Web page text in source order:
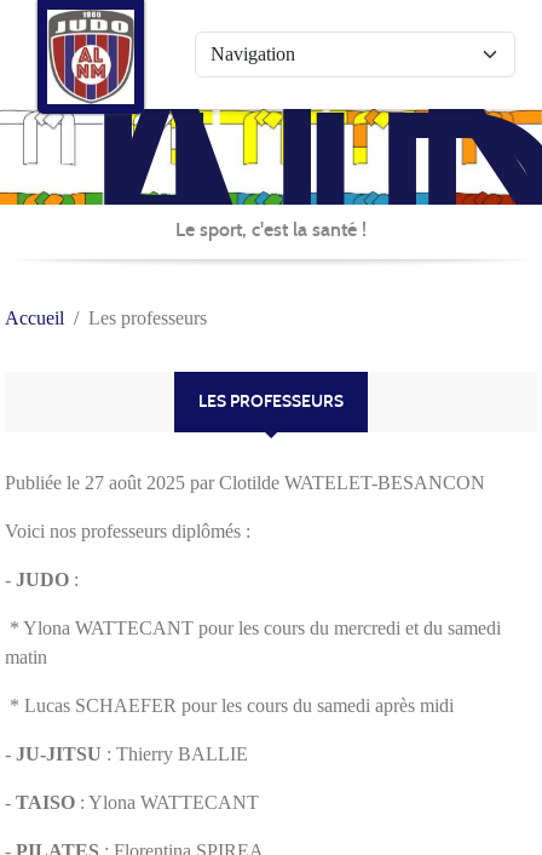
Le sport, c'est la santé !
Accueil Les professeurs
LES PROFESSEURS
Publiée le 27 août 2025 par Clotilde WATELET-BESANCON
Voici nos professeurs diplômés :
- JUDO :
* Ylona WATTECANT pour les cours du mercredi et du samedi
matin
* Lucas SCHAEFER pour les cours du samedi après midi
- JU-JITSU : Thierry BALLIE
- TAISO : Ylona WATTECANT
- PILATES : Florentina SPIREA
Panneau de gestion des cookies